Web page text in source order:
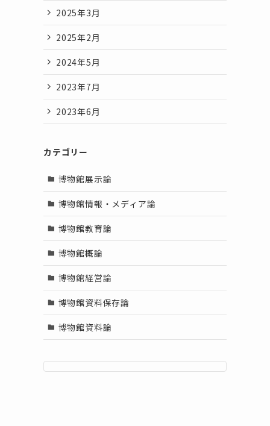
2025年3月
2025年2月
2024年5月
2023年7月
2023年6月
カテゴリー
博物館展示論
博物館情報・メディア論
博物館教育論
博物館概論
博物館経営論
博物館資料保存論
博物館資料論